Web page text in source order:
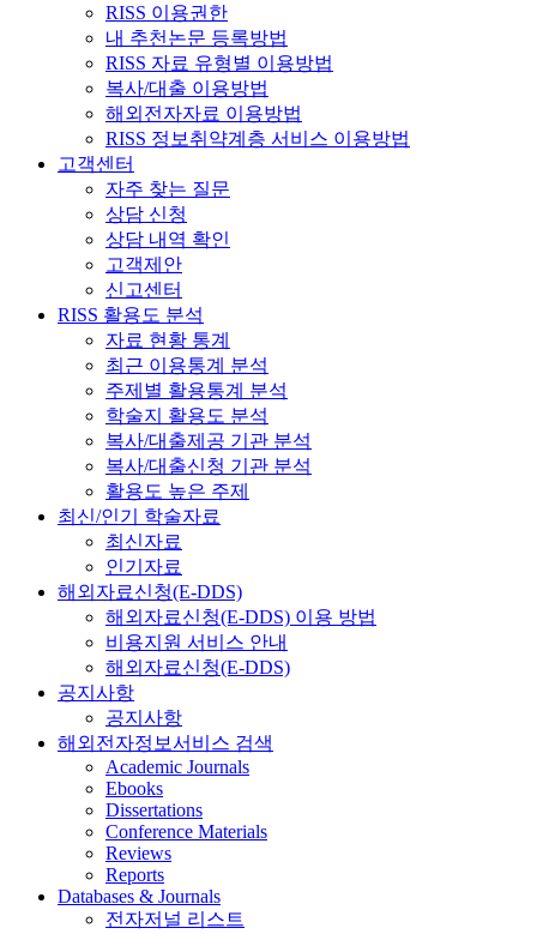
RISS 이용권한
내 추천논문 등록방법
RISS 자료 유형별 이용방법
복사/대출 이용방법
해외전자자료 이용방법
RISS 정보취약계층 서비스 이용방법
고객센터
자주 찾는 질문
상담 신청
상담 내역 확인
고객제안
신고센터
RISS 활용도 분석
자료 현황 통계
최근 이용통계 분석
주제별 활용통계 분석
학술지 활용도 분석
복사/대출제공 기관 분석
복사/대출신청 기관 분석
활용도 높은 주제
최신/인기 학술자료
최신자료
인기자료
해외자료신청(E-DDS)
해외자료신청(E-DDS) 이용 방법
비용지원 서비스 안내
해외자료신청(E-DDS)
공지사항
공지사항
해외전자정보서비스 검색
Academic Journals
Ebooks
Dissertations
Conference Materials
Reviews
Reports
Databases & Journals
전자저널 리스트